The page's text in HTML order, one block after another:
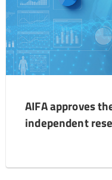
AIFA approves
independent